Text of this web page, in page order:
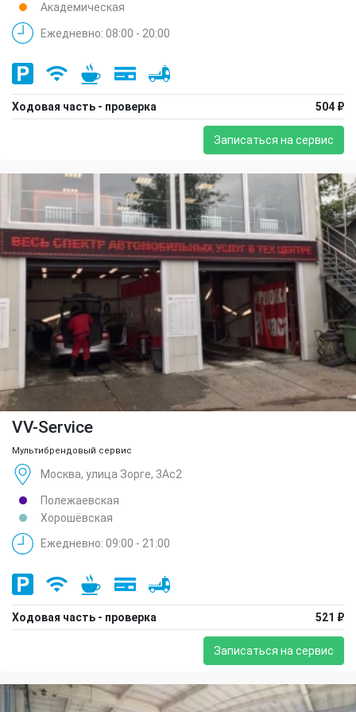
Академическая
Ежедневно: 08:00 - 20:00
Ходовая часть - проверка 504 ₽
Записаться на сервис
VV-Service
Мультибрендовый сервис
Москва, улица Зорге, 3Ас2
Полежаевская
Хорошёвская
Ежедневно: 09:00 - 21:00
Ходовая часть - проверка 521 ₽
Записаться на сервис